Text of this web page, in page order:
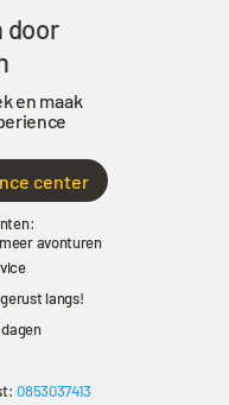
door
en maak
center
avonturen
langs!
0853037413